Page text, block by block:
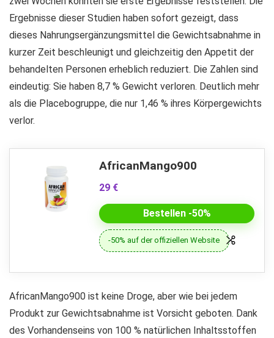
Ergebnisse dieser Studien haben sofort gezeigt, dass
dieses Nahrungsergänzungsmittel die Gewichtsabnahme in
kurzer Zeit beschleunigt und gleichzeitig den Appetit der
behandelten Personen erheblich reduziert. Die Zahlen sind
eindeutig: Sie haben 8,7 % Gewicht verloren. Deutlich mehr
als die Placebogruppe, die nur 1,46 % ihres Körpergewichts
verlor.
AfricanMango900
29 €
Bestellen -50%
-50% auf der offiziellen Website
AfricanMango900 ist keine Droge, aber wie bei jedem
Produkt zur Gewichtsabnahme ist Vorsicht geboten. Dank
des Vorhandenseins von 100 % natürlichen Inhaltsstoffen